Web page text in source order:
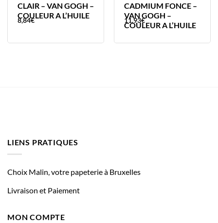
CLAIR – VAN GOGH –
COULEUR A L’HUILE
8,84€
CADMIUM FONCE –
VAN GOGH –
COULEUR A L’HUILE
11,93€
LIENS PRATIQUES
Choix Malin, votre papeterie à Bruxelles
Livraison et Paiement
MON COMPTE